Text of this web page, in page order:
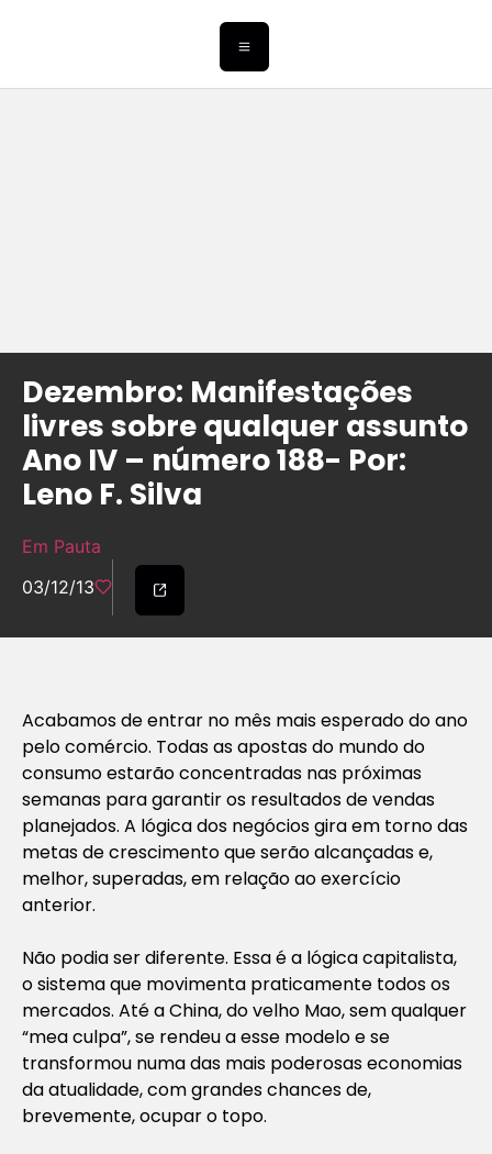
Dezembro: Manifestações
livres sobre qualquer assunto
Ano IV – número 188- Por:
Leno F. Silva
Em Pauta
03/12/13
Acabamos de entrar no mês mais esperado do ano
pelo comércio. Todas as apostas do mundo do
consumo estarão concentradas nas próximas
semanas para garantir os resultados de vendas
planejados. A lógica dos negócios gira em torno das
metas de crescimento que serão alcançadas e,
melhor, superadas, em relação ao exercício
anterior.
Não podia ser diferente. Essa é a lógica capitalista,
o sistema que movimenta praticamente todos os
mercados. Até a China, do velho Mao, sem qualquer
“mea culpa”, se rendeu a esse modelo e se
transformou numa das mais poderosas economias
da atualidade, com grandes chances de,
brevemente, ocupar o topo.